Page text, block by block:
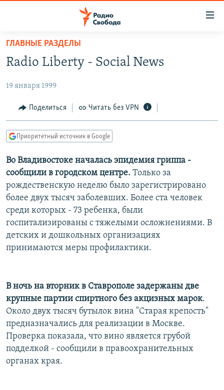
упрощенного
доступа
содержанию
Вернутся
навигации
Вернутся
поиску
ПРОГРАММЫ
АВТОРСКИЕ ПРОЕКТЫ
ЦИТАТЫ СВОБОДЫ
КУЛЬТУРА
IDEL.РЕАЛИИ
КАВКАЗ.РЕАЛИИ
СЕВЕР.РЕАЛИИ
СИБИРЬ.РЕАЛИИ
РАСПИСАНИЕ ВЕЩАНИЯ
ПОДПИШИТЕСЬ НА РАССЫЛКУ
Все сайты РСЕ/РС
ГЛАВНЫЕ РАЗДЕЛЫ
Radio Liberty - Social News
19 января 1999
Поделиться Читать без VPN
Приоритетный источник в Google
Во Владивостоке началась эпидемия гриппа -
сообщили в городском центре. Только за
рождественскую неделю было зарегистрировано
более двух тысяч заболевших. Более ста человек
среди которых - 73 ребенка, были
госпитализированы с тяжелыми осложнениями. В
детских и дошкольных организациях
принимаются меры профилактики.
В ночь на вторник в Ставрополе задержаны две
крупные партии спиртного без акцизных марок.
Около двух тысяч бутылок вина "Старая крепость"
предназначались для реализации в Москве.
Проверка показала, что вино является грубой
подделкой - сообщили в правоохранительных
органах края.